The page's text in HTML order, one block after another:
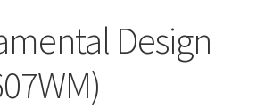
Design